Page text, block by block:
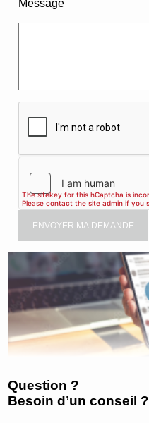
Message
Question ?
Besoin d’un conseil ?